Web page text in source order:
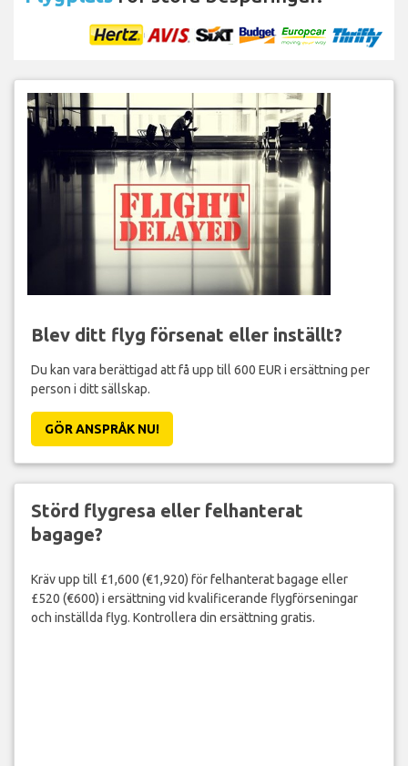
Blev ditt flyg försenat eller inställt?
Du kan vara berättigad att få upp till 600 EUR i ersättning per
person i ditt sällskap.
GÖR ANSPRÅK NU!
Störd flygresa eller felhanterat
bagage?
Kräv upp till £1,600 (€1,920) för felhanterat bagage eller
£520 (€600) i ersättning vid kvalificerande flygförseningar
och inställda flyg. Kontrollera din ersättning gratis.